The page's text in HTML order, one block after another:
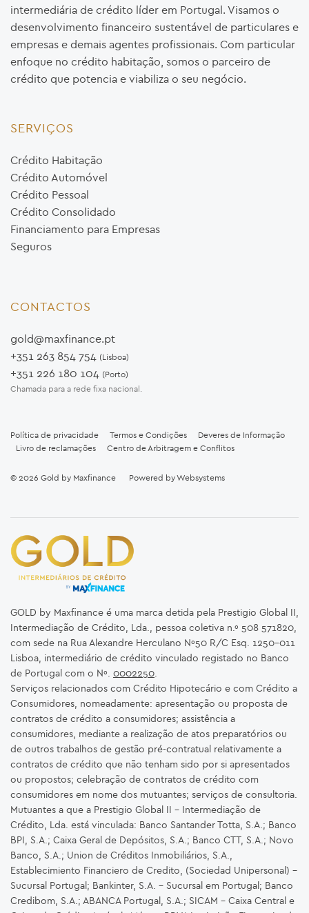
intermediária de crédito líder em Portugal. Visamos o
desenvolvimento financeiro sustentável de particulares e
empresas e demais agentes profissionais. Com particular
enfoque no crédito habitação, somos o parceiro de
crédito que potencia e viabiliza o seu negócio.
SERVIÇOS
Crédito Habitação
Crédito Automóvel
Crédito Pessoal
Crédito Consolidado
Financiamento para Empresas
Seguros
CONTACTOS
gold@maxfinance.pt
+351 263 854 754 (Lisboa)
+351 226 180 104 (Porto)
Chamada para a rede fixa nacional.
Política de privacidade Termos e Condições
Deveres de Informação
Livro de reclamações
Centro de Arbitragem e Conflitos
© 2026 Gold by Maxfinance Powered byWebsystems
GOLD by Maxfinance é uma marca detida pela Prestigio Global II,
Intermediação de Crédito, Lda., pessoa coletiva n.º 508 571820,
com sede na Rua Alexandre Herculano Nº50 R/C Esq. 1250-011
Lisboa, intermediário de crédito vinculado registado no Banco
de Portugal com o Nº. 0002250.
Serviços relacionados com Crédito Hipotecário e com Crédito a
Consumidores, nomeadamente: apresentação ou proposta de
contratos de crédito a consumidores; assistência a
consumidores, mediante a realização de atos preparatórios ou
de outros trabalhos de gestão pré-contratual relativamente a
contratos de crédito que não tenham sido por si apresentados
ou propostos; celebração de contratos de crédito com
consumidores em nome dos mutuantes; serviços de consultoria.
Mutuantes a que a Prestigio Global II – Intermediação de
Crédito, Lda. está vinculada: Banco Santander Totta, S.A.; Banco
BPI, S.A.; Caixa Geral de Depósitos, S.A.; Banco CTT, S.A.; Novo
Banco, S.A.; Union de Créditos Inmobiliários, S.A.,
Establecimiento Financiero de Credito, (Sociedad Unipersonal) -
Sucursal Portugal; Bankinter, S.A. – Sucursal em Portugal; Banco
Credibom, S.A.; ABANCA Portugal, S.A.; SICAM - Caixa Central e